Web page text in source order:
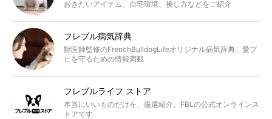
おきたいアイテム、自宅環境、接し方などをご紹介
フレブル病気辞典
獣医師監修のFrenchBulldogLifeオリジナル病気辞典。愛ブ
ヒを守るための情報満載
フレブルライフ ストア
本当にいいものだけを、厳選紹介。FBLの公式オンラインス
トアです